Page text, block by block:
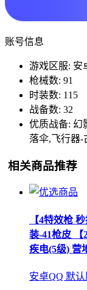
账号信息
游戏区服: 安
枪械数: 91
时装数: 115
战备数: 32
优质战备: 幻
落伞,飞行器-
相关商品推荐
【4特效枪
装-41枪皮 【
疾电(5级) 营
安卓QQ 默认